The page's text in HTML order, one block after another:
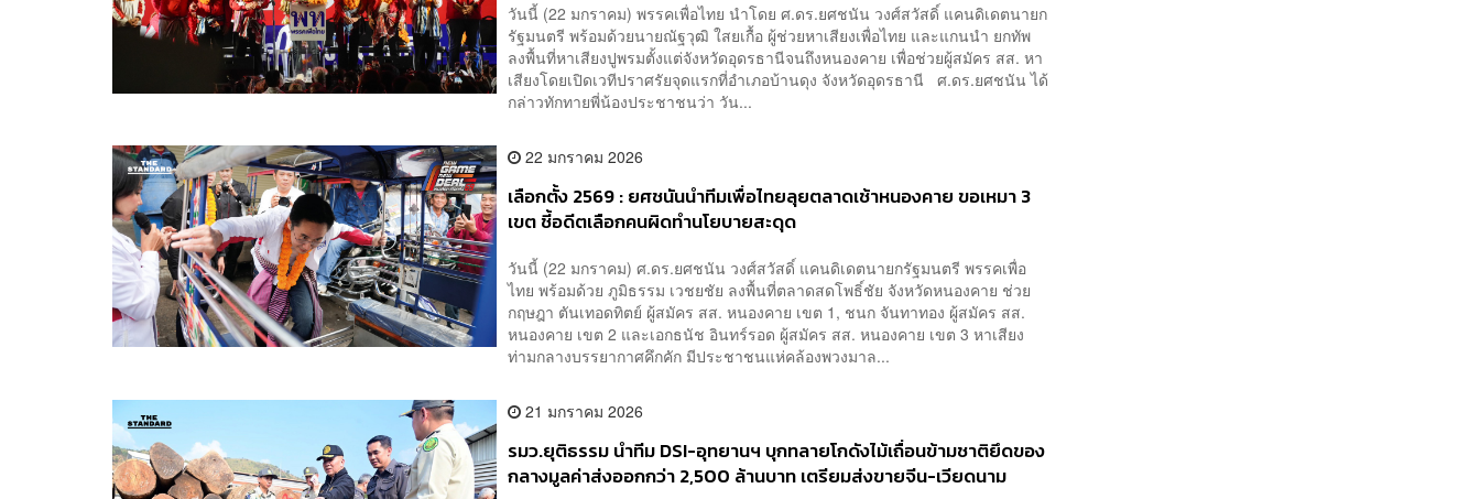
วันนี้ (22 มกราคม) พรรคเพื่อไทย นำโดย ศ.ดร.ยศชนัน วงศ์สวัสดิ์ แคนดิเดตนายก
รัฐมนตรี พร้อมด้วยนายณัฐวุฒิ ใสยเกื้อ ผู้ช่วยหาเสียงเพื่อไทย และแกนนำ ยกทัพ
ลงพื้นที่หาเสียงปูพรมตั้งแต่จังหวัดอุดรธานีจนถึงหนองคาย เพื่อช่วยผู้สมัคร สส. หา
เสียงโดยเปิดเวทีปราศรัยจุดแรกที่อำเภอบ้านดุง จังหวัดอุดรธานี ศ.ดร.ยศชนัน ได้
กล่าวทักทายพี่น้องประชาชนว่า วัน...
22 มกราคม 2026
เลือกตั้ง 2569 : ยศชนันนำทีมเพื่อไทยลุยตลาดเช้าหนองคาย ขอเหมา 3
เขต ชี้อดีตเลือกคนผิดทำนโยบายสะดุด
วันนี้ (22 มกราคม) ศ.ดร.ยศชนัน วงศ์สวัสดิ์ แคนดิเดตนายกรัฐมนตรี พรรคเพื่อ
ไทย พร้อมด้วย ภูมิธรรม เวชยชัย ลงพื้นที่ตลาดสดโพธิ์ชัย จังหวัดหนองคาย ช่วย
กฤษฎา ตันเทอดทิตย์ ผู้สมัคร สส. หนองคาย เขต 1, ชนก จันทาทอง ผู้สมัคร สส.
หนองคาย เขต 2 และเอกธนัช อินทร์รอด ผู้สมัคร สส. หนองคาย เขต 3 หาเสียง
ท่ามกลางบรรยากาศคึกคัก มีประชาชนแห่คล้องพวงมาล...
21 มกราคม 2026
รมว.ยุติธรรม นำทีม DSI-อุทยานฯ บุกทลายโกดังไม้เถื่อนข้ามชาติยึดของ
กลางมูลค่าส่งออกกว่า 2,500 ล้านบาท เตรียมส่งขายจีน-เวียดนาม